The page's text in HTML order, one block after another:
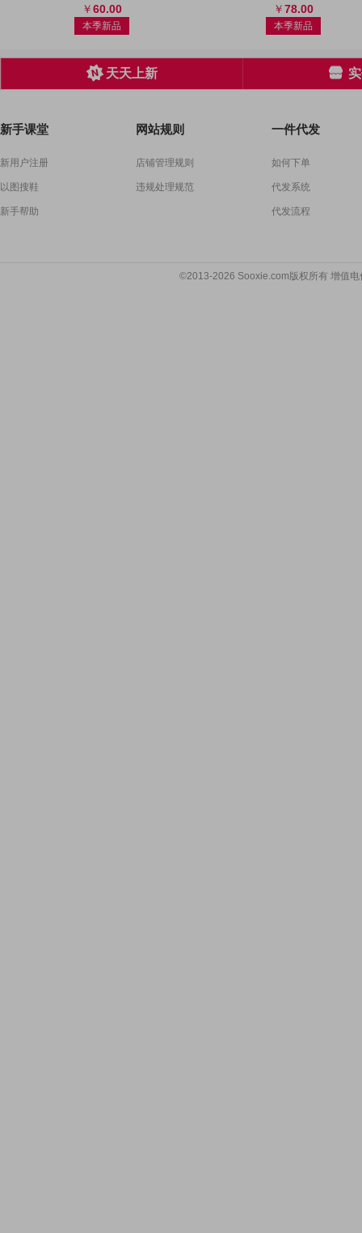
60.00
本季新品
78.00
本季新品
天天上新
新手课堂
新用户注册
以图搜鞋
新手帮助
网站规则
店铺管理规则
违规处理规范
一件代发
如何下单
代发系统
代发流程
©2013-2026 Sooxie.com版权所有 增值